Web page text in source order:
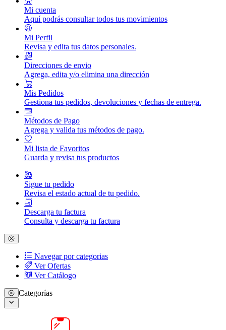
Mi cuenta
Aquí podrás consultar todos tus movimientos
Mi Perfil
Revisa y edita tus datos personales.
Direcciones de envio
Agrega, edita y/o elimina una dirección
Mis Pedidos
Gestiona tus pedidos, devoluciones y fechas de entrega.
Métodos de Pago
Agrega y valida tus métodos de pago.
Mi lista de Favoritos
Guarda y revisa tus productos
Sigue tu pedido
Revisa el estado actual de tu pedido.
Descarga tu factura
Consulta y descarga tu factura
Navegar por categorias
Ver Ofertas
Ver Catálogo
Categorías